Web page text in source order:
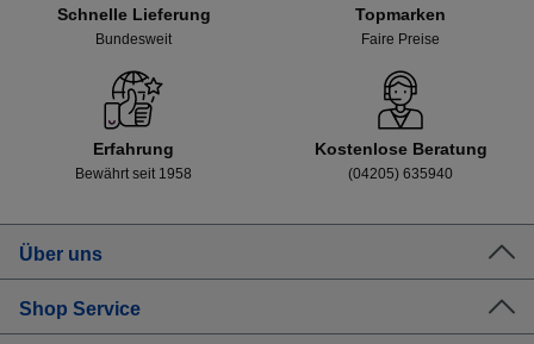
Schnelle Lieferung
Bundesweit
Topmarken
Faire Preise
Erfahrung
Bewährt seit 1958
Kostenlose Beratung
(04205) 635940
Über uns
Shop Service